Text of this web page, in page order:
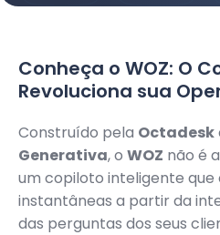
Conheça o WOZ: O
Revoluciona sua
Construído pela Octadesk
Generativa, o WOZ não é
um copiloto inteligente
instantâneas a partir da
das perguntas dos seus